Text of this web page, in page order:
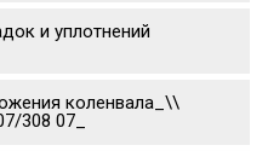
и уплотнений
коленвала_\\
308 07_